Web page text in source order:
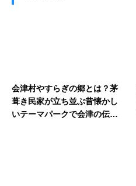
会津村やすらぎの郷とは？茅
葺き民家が立ち並ぶ昔懐かし
いテーマパークで会津の伝統